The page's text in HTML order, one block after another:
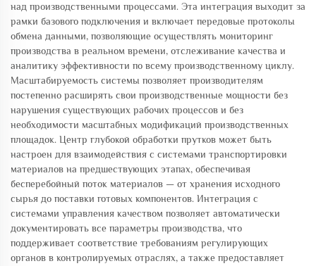
над производственными процессами. Эта интеграция выходит за
рамки базового подключения и включает передовые протоколы
обмена данными, позволяющие осуществлять мониторинг
производства в реальном времени, отслеживание качества и
аналитику эффективности по всему производственному циклу.
Масштабируемость системы позволяет производителям
постепенно расширять свои производственные мощности без
нарушения существующих рабочих процессов и без
необходимости масштабных модификаций производственных
площадок. Центр глубокой обработки прутков может быть
настроен для взаимодействия с системами транспортировки
материалов на предшествующих этапах, обеспечивая
бесперебойный поток материалов — от хранения исходного
сырья до поставки готовых компонентов. Интеграция с
системами управления качеством позволяет автоматически
документировать все параметры производства, что
поддерживает соответствие требованиям регулирующих
органов в контролируемых отраслях, а также предоставляет